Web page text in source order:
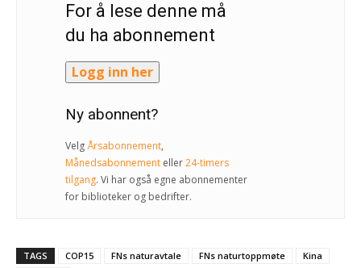
For å lese denne må
du ha abonnement
Logg inn her
Ny abonnent?
VelgÅrsabonnement,
Månedsabonnement eller24-timers
tilgang. Vi har også egne abonnementer
for biblioteker og bedrifter.
TAGS COP15 FNs naturavtale FNs naturtoppmøte
Kina